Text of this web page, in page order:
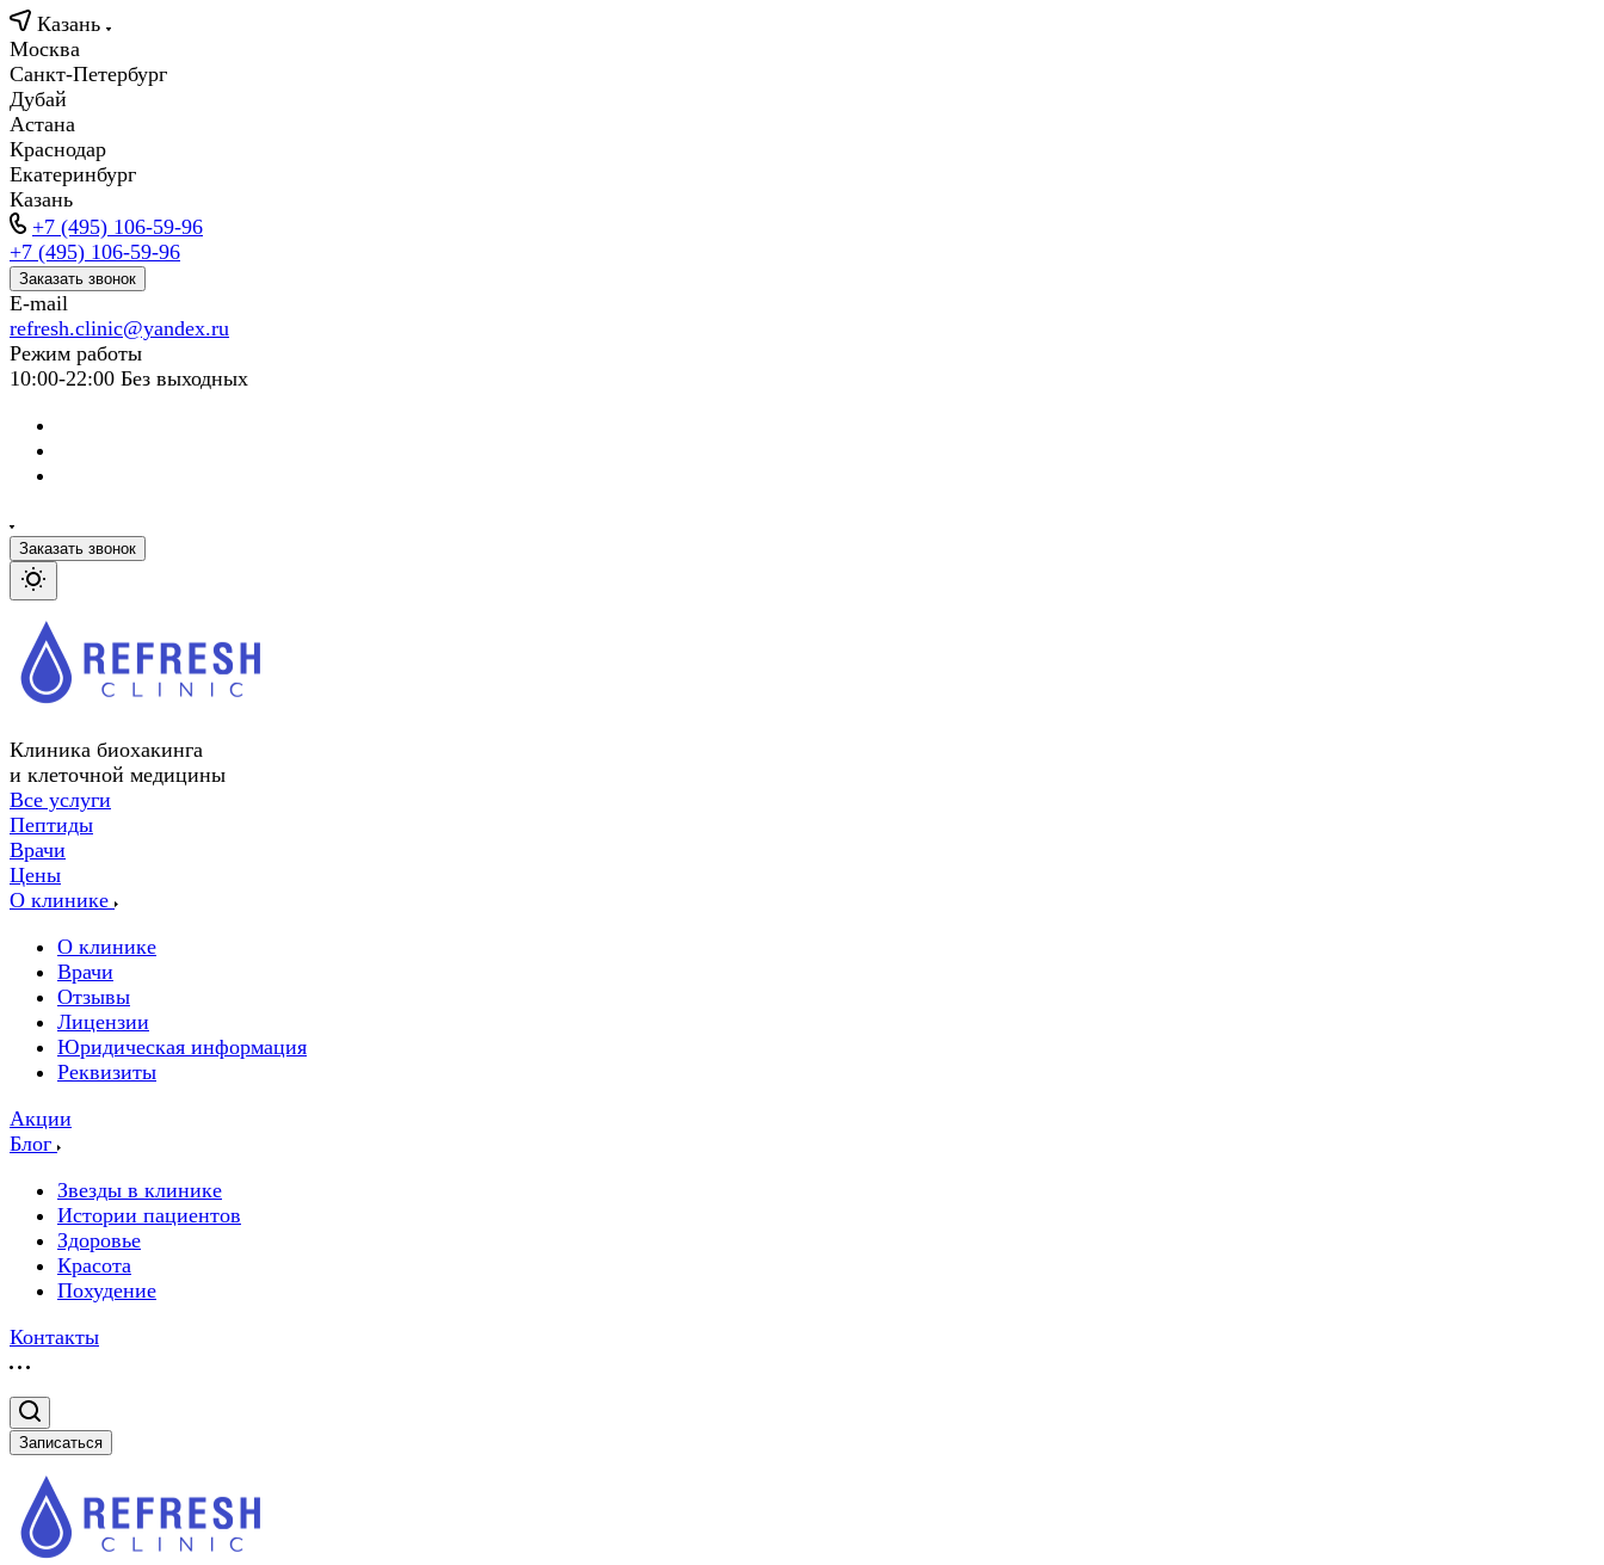
Казань
Москва
Санкт-Петербург
Дубай
Астана
Краснодар
Екатеринбург
Казань
+7 (495) 106-59-96
+7 (495) 106-59-96
Заказать звонок
E-mail
refresh.clinic@yandex.ru
Режим работы
10:00-22:00 Без выходных
Заказать звонок
Клиника биохакинга
и клеточной медицины
Все услуги
Пептиды
Врачи
Цены
О клинике
О клинике
Врачи
Отзывы
Лицензии
Юридическая информация
Реквизиты
Акции
Блог
Звезды в клинике
Истории пациентов
Здоровье
Красота
Похудение
Контакты
Записаться